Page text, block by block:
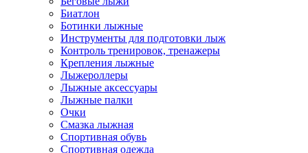
Биатлон
Ботинки лыжные
Инструменты для подготовки лыж
Контроль тренировок, тренажеры
Крепления лыжные
Лыжероллеры
Лыжные аксессуары
Лыжные палки
Очки
Смазка лыжная
Спортивная обувь
Спортивная одежда